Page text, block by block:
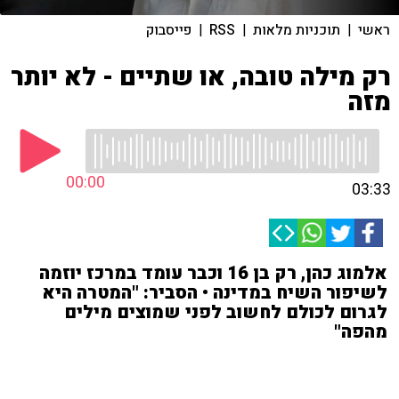
ראשי | תוכניות מלאות |
RSS
| פייסבוק
רק מילה טובה, או שתיים - לא יותר
מזה
00:00 03:33
אלמוג כהן, רק בן 16 וכבר עומד במרכז יוזמה
לשיפור השיח במדינה • הסביר: "המטרה היא
לגרום לכולם לחשוב לפני שמוצים מילים
מהפה"